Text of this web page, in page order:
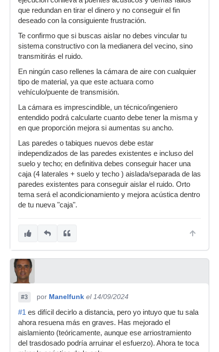
que redundan en tirar el dinero y no conseguir el fin
deseado con la consiguiente frustración.
Te confirmo que si buscas aislar no debes vincular tu
sistema constructivo con la medianera del vecino, sino
transmitirás el ruido.
En ningún caso rellenes la cámara de aire con cualquier
tipo de material, ya que este actuara como
vehículo/puente de transmisión.
La cámara es imprescindible, un técnico/ingeniero
entendido podrá calcularte cuanto debe tener la misma y
en que proporción mejora si aumentas su ancho.
Las paredes o tabiques nuevos debe estar
independizados de las paredes existentes e incluso del
suelo y techo; en definitiva debes conseguir hacer una
caja (4 laterales + suelo y techo ) aislada/separada de las
paredes existentes para conseguir aislar el ruido. Orto
tema será el acondicionamiento y mejora acústica dentro
de tu nueva "caja".
#3 por Manelfunk el 14/09/2024
#1 es difícil decirlo a distancia, pero yo intuyo que tu sala
ahora resuena más en graves. Has mejorado el
aislamiento (teóricamente, aunque ese arriostramiento
del trasdosado podría arruinar el esfuerzo). Ahora te toca